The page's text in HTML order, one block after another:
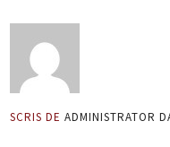
SCRIS DE ADMINISTRATOR